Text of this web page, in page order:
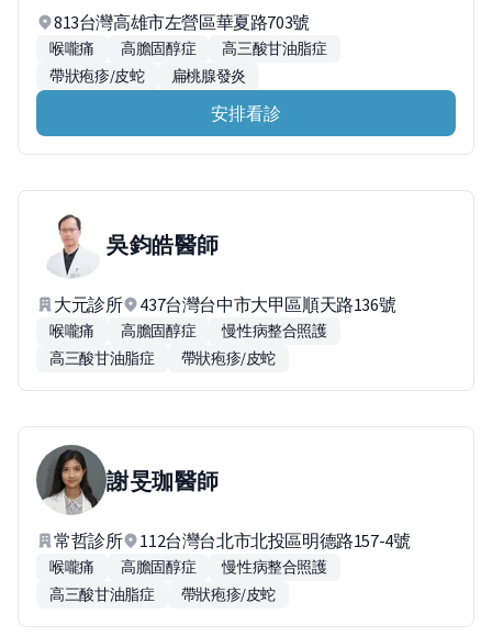
813台灣高雄市左營區華夏路703號
喉嚨痛 高膽固醇症
高三酸甘油脂症
帶狀疱疹/皮蛇
扁桃腺發炎
安排看診
吳鈞皓醫師
大元診所 437台灣台中市大甲區順天路136號
喉嚨痛 高膽固醇症
慢性病整合照護
高三酸甘油脂症
帶狀疱疹/皮蛇
謝旻珈醫師
常哲診所 112台灣台北市北投區明德路157-4號
喉嚨痛 高膽固醇症
慢性病整合照護
高三酸甘油脂症
帶狀疱疹/皮蛇